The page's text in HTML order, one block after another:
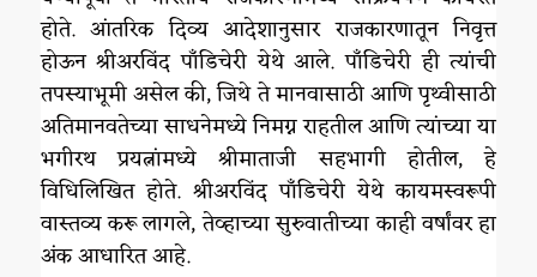
होते. आंतरिक दिव्य आदेशानुसार राजकारणातून निवृत्त
होऊन श्रीअरविंद पाँडिचेरी येथे आले. पाँडिचेरी ही त्यांची
तपस्याभूमी असेल की, जिथे ते मानवासाठी आणि पृथ्वीसाठी
अतिमानवतेच्या साधनेमध्ये निमग्न राहतील आणि त्यांच्या या
भगीरथ प्रयत्नांमध्ये श्रीमाताजी सहभागी होतील, हे
विधिलिखित होते. श्रीअरविंद पाँडिचेरी येथे कायमस्वरूपी
वास्तव्य करू लागले, तेव्हाच्या सुरुवातीच्या काही वर्षांवर हा
अंक आधारित आहे.